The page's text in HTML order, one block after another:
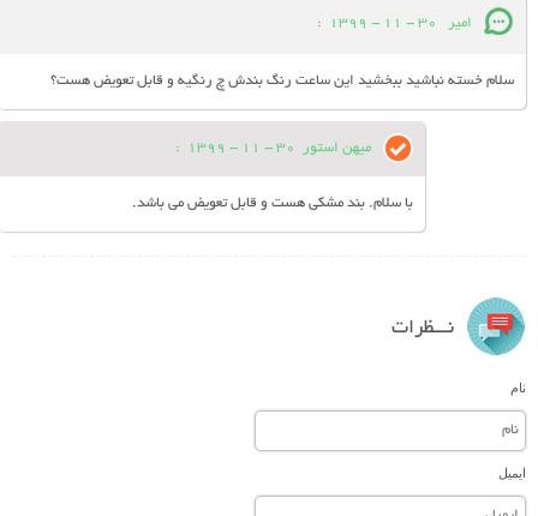
امیر 30 - 11 - 1399
:
سلام خسته نباشید ببخشید این ساعت رنگ بندش چ رنگیه و قابل تعویض هست؟
میهن استور 30 - 11 - 1399
:
با سلام. بند مشکی هست و قابل تعویض می باشد.
نـــظرات
نام
ایمیل